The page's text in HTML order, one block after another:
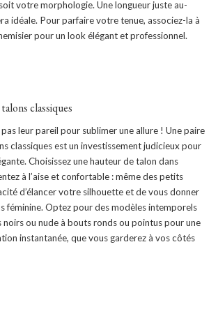
votre morphologie. Une longueur juste au-
idéale. Pour parfaire votre tenue, associez-la à
pour un look élégant et professionnel.
classiques
pas leur pareil pour sublimer une allure ! Une paire
classiques est un investissement judicieux pour
Choisissez une hauteur de talon dans
à l’aise et confortable : même des petits
d’élancer votre silhouette et de vous donner
féminine. Optez pour des modèles intemporels
noirs ou nude à bouts ronds ou pointus pour une
instantanée, que vous garderez à vos côtés